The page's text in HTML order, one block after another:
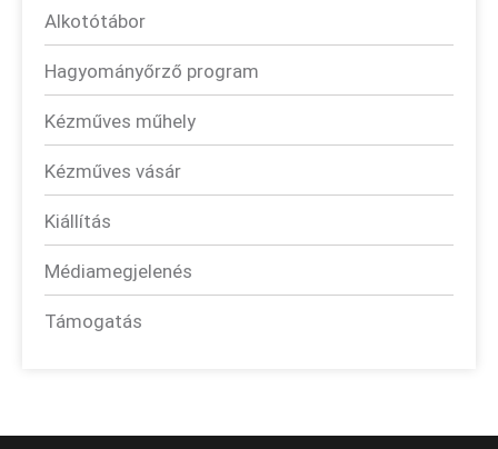
Alkotótábor
Hagyományőrző program
Kézműves műhely
Kézműves vásár
Kiállítás
Médiamegjelenés
Támogatás